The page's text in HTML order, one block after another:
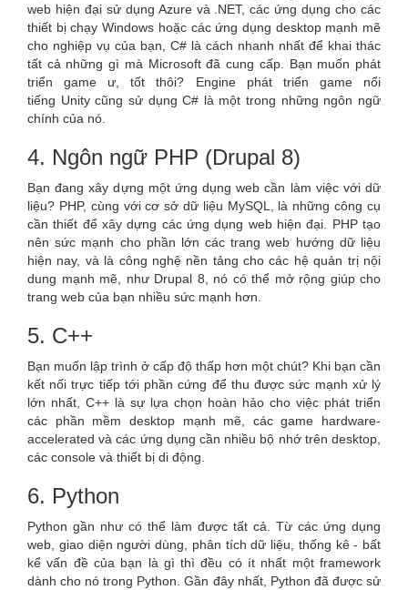
web hiện đại sử dụng Azure và .NET, các ứng dụng cho các
thiết bị chạy Windows hoặc các ứng dụng desktop mạnh mẽ
cho nghiệp vụ của bạn, C# là cách nhanh nhất để khai thác
tất cả những gì mà Microsoft đã cung cấp. Bạn muốn phát
triển game ư, tốt thôi? Engine phát triển game nổi
tiếng Unity cũng sử dụng C# là một trong những ngôn ngữ
chính của nó.
4. Ngôn ngữ PHP (Drupal 8)
Bạn đang xây dựng một ứng dụng web cần làm việc với dữ
liệu? PHP, cùng với cơ sở dữ liệu MySQL, là những công cụ
cần thiết để xây dựng các ứng dụng web hiện đại. PHP tạo
nên sức mạnh cho phần lớn các trang web hướng dữ liệu
hiện nay, và là công nghệ nền tảng cho các hệ quản trị nội
dung mạnh mẽ, như Drupal 8, nó có thể mở rộng giúp cho
trang web của bạn nhiều sức mạnh hơn.
5. C++
Bạn muốn lập trình ở cấp độ thấp hơn một chút? Khi bạn cần
kết nối trực tiếp tới phần cứng để thu được sức mạnh xử lý
lớn nhất, C++ là sự lựa chọn hoàn hảo cho việc phát triển
các phần mềm desktop mạnh mẽ, các game hardware-
accelerated và các ứng dụng cần nhiều bộ nhớ trên desktop,
các console và thiết bị di động.
6. Python
Python gần như có thể làm được tất cả. Từ các ứng dụng
web, giao diện người dùng, phân tích dữ liệu, thống kê - bất
kể vấn đề của bạn là gì thì đều có ít nhất một framework
dành cho nó trong Python. Gần đây nhất, Python đã được sử